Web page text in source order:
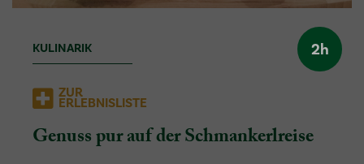
2h
KULINARIK
ZUR
ERLEBNISLISTE
Genuss pur auf der Schmankerlreise